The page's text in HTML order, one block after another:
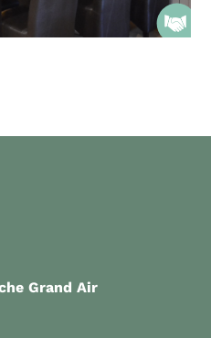
Grand Air